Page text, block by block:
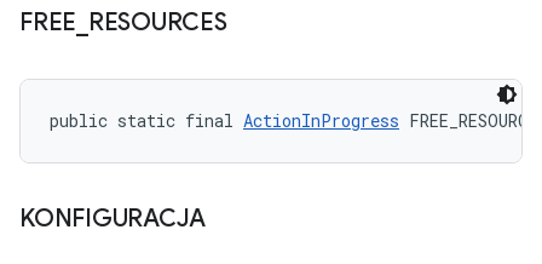
FREE RESOURCES
public static final ActionInProgress
KONFIGURACJA